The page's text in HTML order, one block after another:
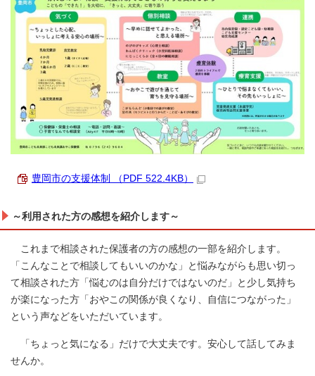
豊岡市の支援体制 （PDF 522.4KB）
～利用された方の感想を紹介します～
これまで相談された保護者の方の感想の一部を紹介します。
「こんなことで相談してもいいのかな」と悩みながらも思い切っ
て相談された方「悩むのは自分だけではないのだ」と少し気持ち
が楽になった方「おやこの関係が良くなり、自信につながった」
という声などをいただいています。
「ちょっと気になる」だけで大丈夫です。安心して話してみま
せんか。